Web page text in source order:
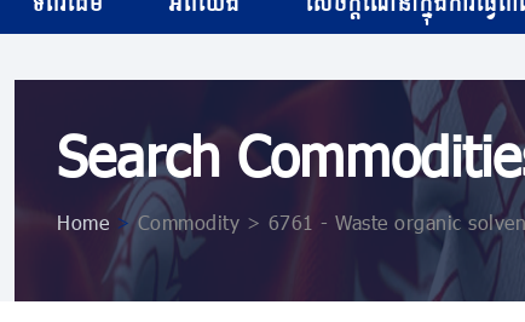
Search
Home >Commodity > 6761 - Waste organic